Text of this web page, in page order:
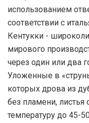
использованием
соответствии с
Кентукки -
мирового
через один или два
Уложенные в
которых дрова из
без пламени, листья
температуру до 45-